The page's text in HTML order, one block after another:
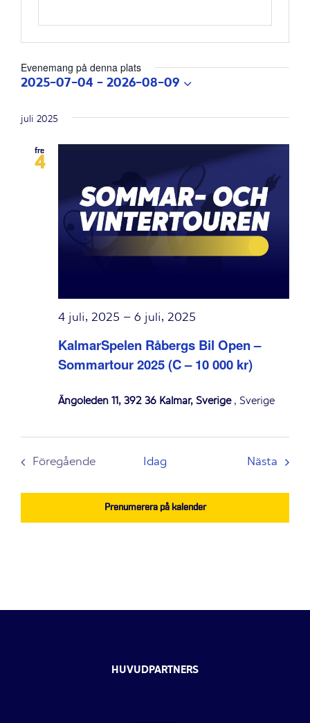
Evenemang på denna plats
2025-07-04 - 2026-08-09
datum.
juli 2025
fre
4
KalmarSpelen Råbergs Bil Open –
Sommartour 2025 (C – 10 000 kr)
4 juli, 2025 – 6 juli, 2025
Ängöleden 11, 392 36 Kalmar, Sverige, Sverige
Föregående
Idag Nästa
Prenumerera på kalender
HUVUDPARTNERS